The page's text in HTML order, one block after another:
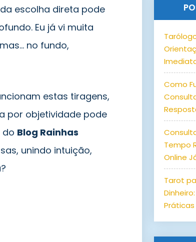
escolha direta pode
Eu já vi muita
no fundo,
estas tiragens,
por objetividade pode
do Blog Rainhas
unindo intuição,
Como
Tempo
Online
Tarot
Práticas